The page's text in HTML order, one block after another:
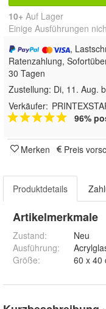
10+ Auf Lager
Einige Ausführungen
,
Ratenzahlung,
30 Tagen
Zustellung: Di, 11. Aug.
Verkäufer:
96%
Merken Preis
Produktdetails
Artikelmerkmale
Zustand:
Neu
Ausführung:
Größe: